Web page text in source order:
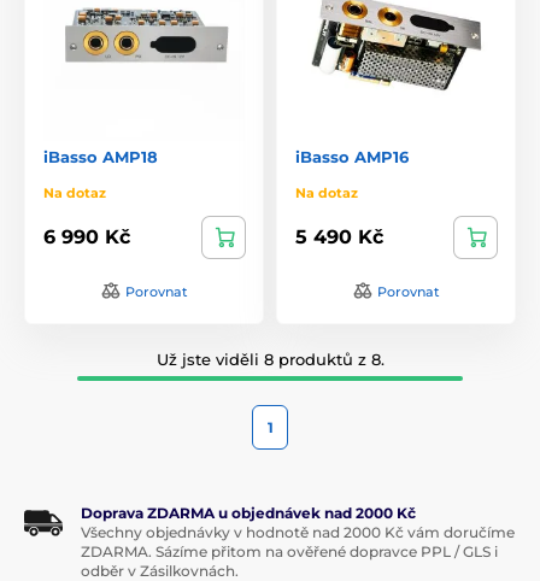
iBasso AMP18
Na dotaz
6 990 Kč
Porovnat
iBasso AMP16
Na dotaz
5 490 Kč
Porovnat
Už jste viděli 8 produktů z 8.
1
Doprava ZDARMA u objednávek nad 2000 Kč
Všechny objednávky v hodnotě nad 2000 Kč vám doručíme
ZDARMA. Sázíme přitom na ověřené dopravce PPL / GLS i
odběr v Zásilkovnách.